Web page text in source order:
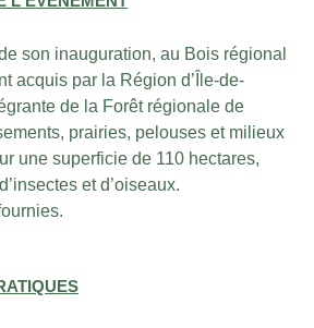
son inauguration, au Bois régional
acquis par la Région d’Île-de-
de la Forêt régionale de
prairies, pelouses et milieux
une superficie de 110 hectares,
et d’oiseaux.